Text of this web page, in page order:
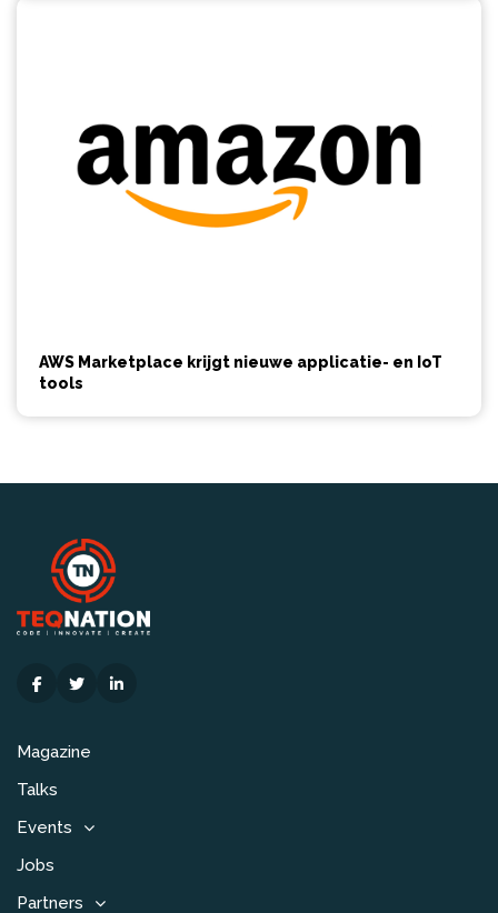
AWS Marketplace krijgt nieuwe applicatie- en IoT
tools
Magazine
Talks
Events
Jobs
Partners